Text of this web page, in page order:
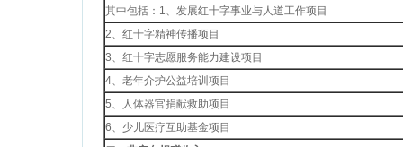
其中包括：1、发展红十字事业与人道工作项目
2、红十字精神传播项目
3、红十字志愿服务能力建设项目
4、老年介护公益培训项目
5、人体器官捐献救助项目
6、少儿医疗互助基金项目